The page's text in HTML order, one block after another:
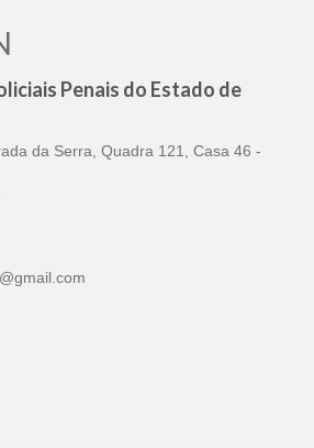
Penais do Estado de
da Serra, Quadra 121, Casa 46 -